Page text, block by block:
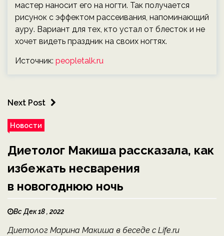
мастер наносит его на ногти. Так получается
рисунок с эффектом рассеивания, напоминающий
ауру. Вариант для тех, кто устал от блесток и не
хочет видеть праздник на своих ногтях.
Источник: peopletalk.ru
Next Post
Новости
Диетолог Макиша рассказала, как
избежать несварения
в новогоднюю ночь
Вс Дек 18 , 2022
Диетолог Марина Макиша в беседе с Life.ru